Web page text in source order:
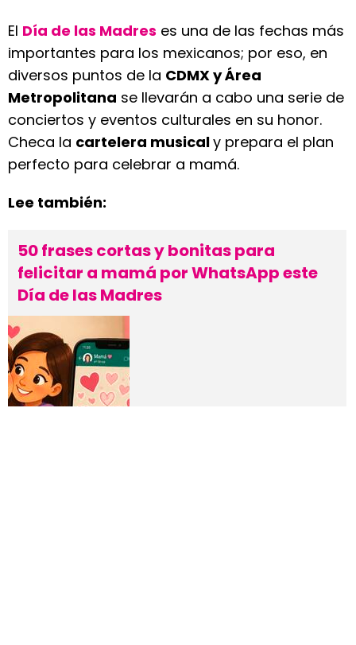
El Día de las Madres es una de las fechas más
importantes para los mexicanos; por eso, en
diversos puntos de la CDMX y Área
Metropolitana se llevarán a cabo una serie de
conciertos y eventos culturales en su honor.
Checa la cartelera musicaly prepara el plan
perfecto para celebrar a mamá.
Lee también:
50 frases cortas y bonitas para
felicitar a mamá por WhatsApp este
Día de las Madres